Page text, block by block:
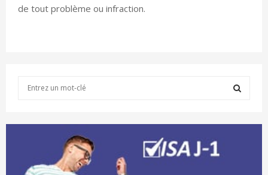
de tout problème ou infraction.